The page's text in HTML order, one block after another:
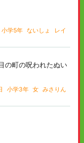
小学5年 ないしょ レイ
の町の呪われたぬい
小学3年 女 みさりん